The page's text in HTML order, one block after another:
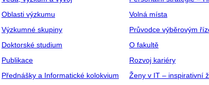
Oblasti výzkumu
Výzkumné skupiny
Doktorské studium
Publikace
Přednášky a Informatické kolokvium
Volná místa
Průvodce výběrovým
O fakultě
Rozvoj kariéry
Ženy v IT – inspirativní